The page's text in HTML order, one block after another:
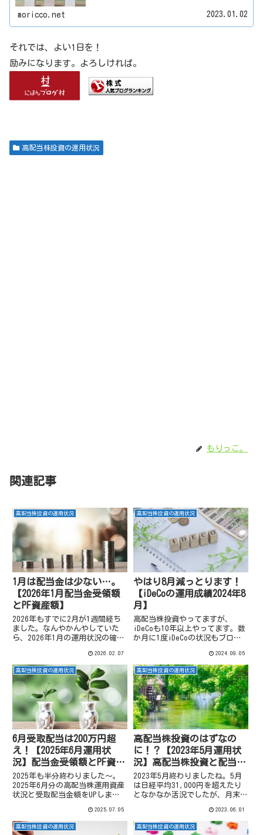
moricco.net 2023.01.02
それでは、よい1日を！
励みになります。よろしければ。
高配当株投資の運用状況
もりっこ。
関連記事
高配当株投資の運用状況
1月は配当金は少ない…。
【2026年1月配当金受領額
とPF資産額】
2026年もすでに2月が1週間経ち
ました。なんやかんやしていた
ら、2026年1月の運用状況の確認
にですがブログに。2026年1月分
の高配当株運用資産状況と受取配
当金額になります。
2026.02.07
高配当株投資の運用状況
やはり8月減っとります！
【iDeCoの運用成績2024年8
月】
高配当株投資やってますが、
iDeCoも10年以上やってます。数
か月に1度iDeCoの状況もブログ
月分UPしてばかりですが、相場
が軟調だったので2024年8月も取
り上げました。
2024.09.05
高配当株投資の運用状況
6月受取配当は200万円超
え！【2025年6月運用状
況】配当金受領額とPF資産
額。
2025年も半分終わりました～。
2025年6月分の高配当株運用資産
状況と受取配当金額をUPしま
2025.07.05
高配当株投資の運用状況
高配当株投資のはずなの
に！？【2023年5月運用状
況】高配当株投資と配当金
受領額。
2023年5月終わりましたね。5月
は日経平均31,000円を超えたり
となかなか活況でしたが、月末は
高配当株運用資産状況と受取配当
金額をUPします。
2023.06.01
高配当株投資の運用状況 高配当株投資の運用状況